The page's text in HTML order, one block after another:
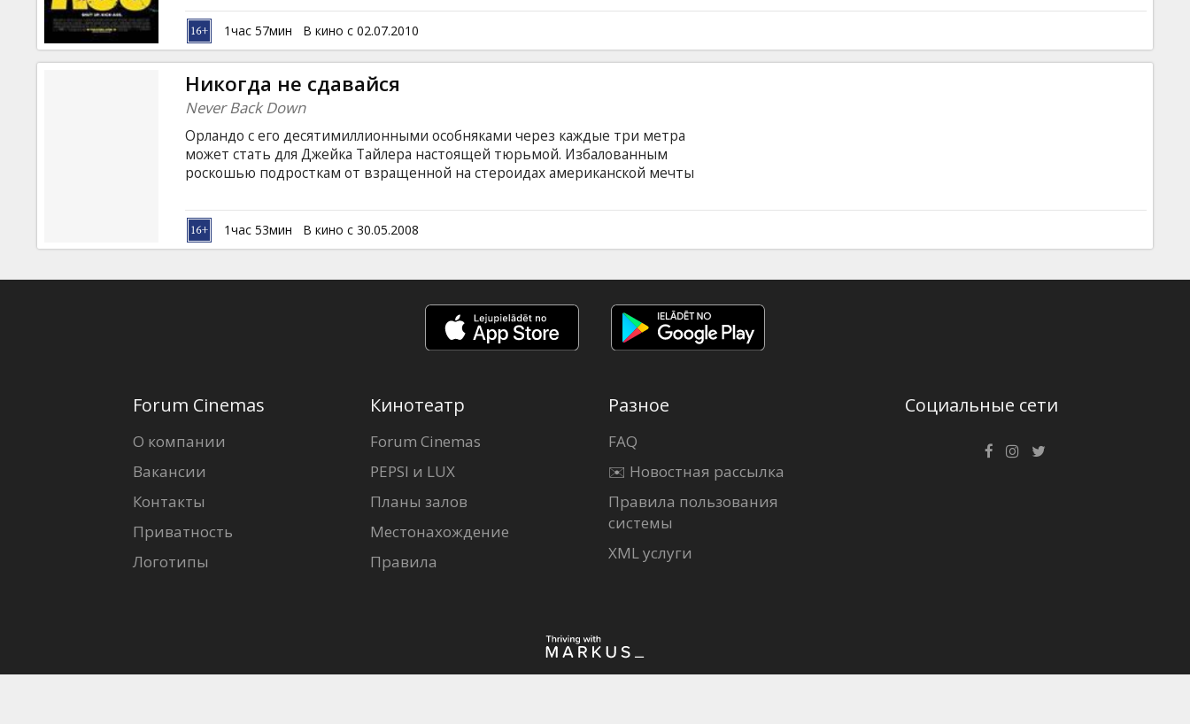
Единственное, что отличает Дэйва от всех остальных — это умершая год
назад мать. Из этой смеси нормальности, подростковых желаний и злости и
рождается идея стать супергероем по имени Мордобой. Первая ночь в
костюме и маске заканчивается для него ножевым ранением и бегством.
1час 57мин В кино с 02.07.2010
Никогда не сдавайся
Never Back Down
Орландо с его десятимиллионными особняками через каждые три метра
может стать для Джейка Тайлера настоящей тюрьмой. Избалованным
роскошью подросткам от взращенной на стероидах американской мечты
Дома в Айове Джейк был ведущим игроком футбольной команды, но в этом
городе он изгой, переживающий смерть отца. Все меняется, когда
одноклассник рассказывает Джейку о миксфайте и знакомит его со своим
1час 53мин В кино с 30.05.2008
Forum Cinemas
О компании
Вакансии
Контакты
Приватность
Логотипы
Кинотеатр
Forum Cinemas
PEPSI и LUX
Планы залов
Местонахождение
Правила
Разное
FAQ
✉️ Новостная рассылка
Правила пользования
системы
XML услуги
Социальные сети